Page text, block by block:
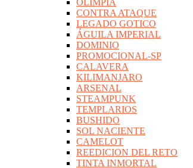
OLIMPIA
CONTRA ATAQUE
LEGADO GOTICO
ÁGUILA IMPERIAL
DOMINIO
PROMOCIONAL-SP
CALAVERA
KILIMANJARO
ARSENAL
STEAMPUNK
TEMPLARIOS
BUSHIDO
SOL NACIENTE
CAMELOT
REEDICION DEL RETO
TINTA INMORTAL